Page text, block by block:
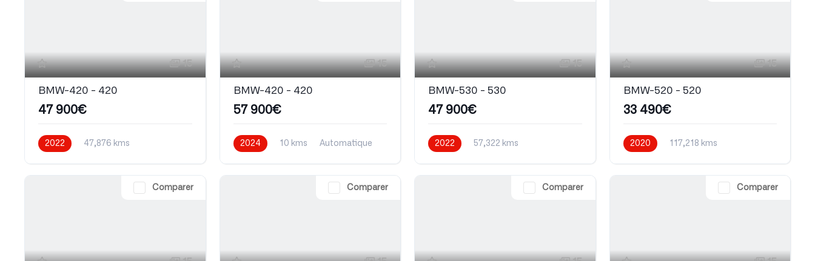
15
BMW-420 - 420
47 900€
2022
47,876 kms
15
BMW-420 - 420
57 900€
2024 10 kms
Automatique
15
BMW-530 - 530
47 900€
2022
57,322 kms
15
BMW-520 - 520
33 490€
2020
117,218 kms
Comparer Comparer Comparer Comparer